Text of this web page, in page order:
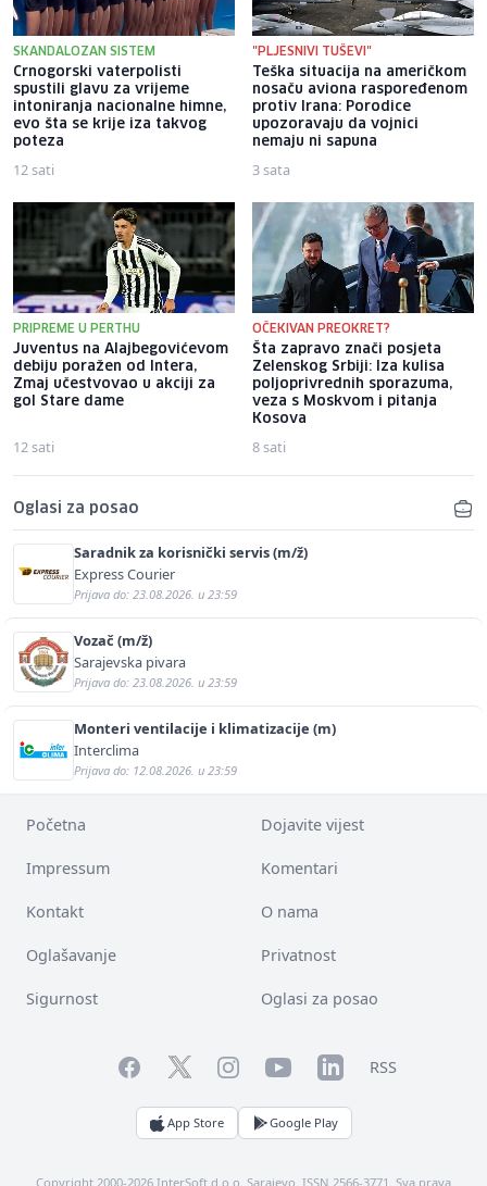
SKANDALOZAN SISTEM
Crnogorski vaterpolisti
spustili glavu za vrijeme
intoniranja nacionalne himne,
evo šta se krije iza takvog
poteza
12 sati
"PLJESNIVI TUŠEVI"
Teška situacija na američkom
nosaču aviona raspoređenom
protiv Irana: Porodice
upozoravaju da vojnici
nemaju ni sapuna
3 sata
PRIPREME U PERTHU
Juventus na Alajbegovićevom
debiju poražen od Intera,
Zmaj učestvovao u akciji za
gol Stare dame
12 sati
OČEKIVAN PREOKRET?
Šta zapravo znači posjeta
Zelenskog Srbiji: Iza kulisa
poljoprivrednih sporazuma,
veza s Moskvom i pitanja
Kosova
8 sati
Oglasi za posao
Saradnik za korisnički servis (m/ž)
Express Courier
Prijava do: 23.08.2026. u 23:59
Vozač (m/ž)
Sarajevska pivara
Prijava do: 23.08.2026. u 23:59
Monteri ventilacije i klimatizacije (m)
Interclima
Prijava do: 12.08.2026. u 23:59
Početna Dojavite vijest
Impressum Komentari
Kontakt O nama
Oglašavanje Privatnost
Sigurnost Oglasi za posao
FacebookTwitterInstagramYouTubeLinkedInRSS
App Store Google Play
Copyright 2000-2026 InterSoft d.o.o. Sarajevo. ISSN 2566-3771. Sva prava